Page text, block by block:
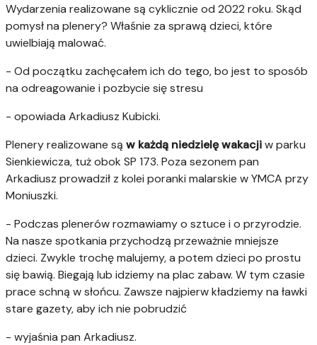
Wydarzenia realizowane są cyklicznie od 2022 roku. Skąd
pomysł na plenery? Właśnie za sprawą dzieci, które
uwielbiają malować.
- Od początku zachęcałem ich do tego, bo jest to sposób
na odreagowanie i pozbycie się stresu
- opowiada Arkadiusz Kubicki.
Plenery realizowane są w każdą niedzielę wakacjiw parku
Sienkiewicza, tuż obok SP 173. Poza sezonem pan
Arkadiusz prowadził z kolei poranki malarskie w YMCA przy
Moniuszki.
- Podczas plenerów rozmawiamy o sztuce i o przyrodzie.
Na nasze spotkania przychodzą przeważnie mniejsze
dzieci. Zwykle trochę malujemy, a potem dzieci po prostu
się bawią. Biegają lub idziemy na plac zabaw. W tym czasie
prace schną w słońcu. Zawsze najpierw kładziemy na ławki
stare gazety, aby ich nie pobrudzić
- wyjaśnia pan Arkadiusz.